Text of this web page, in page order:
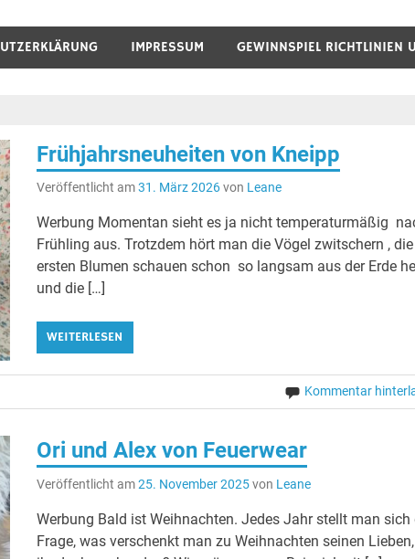
IMPRESSUM GEWINNSPIEL RICHTLINIEN
Frühjahrsneuheiten von Kneipp
Veröffentlicht am31. März 2026von Leane
Werbung Momentan sieht es ja nicht temperaturmäßig
Frühling aus. Trotzdem hört man die Vögel zwitschern , die
ersten Blumen schauen schon so langsam aus der Erde
und die […]
WEITERLESEN
Kommentar
Ori und Alex von Feuerwear
Veröffentlicht am25. November 2025von Leane
Werbung Bald ist Weihnachten. Jedes Jahr stellt man sich
Frage, was verschenkt man zu Weihnachten seinen